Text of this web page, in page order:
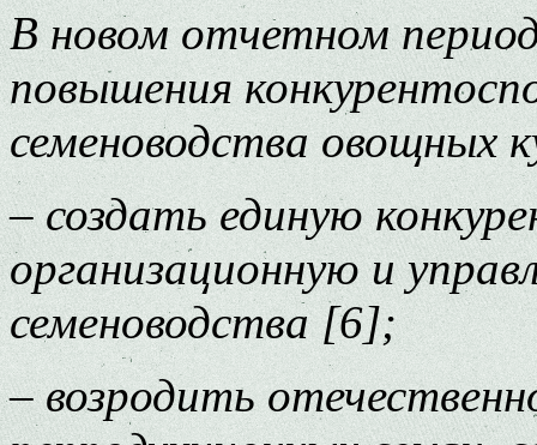
В новом отчетном
повышения
семеноводства овощных
– создать единую
организационную и
семеноводства [6];
– возродить